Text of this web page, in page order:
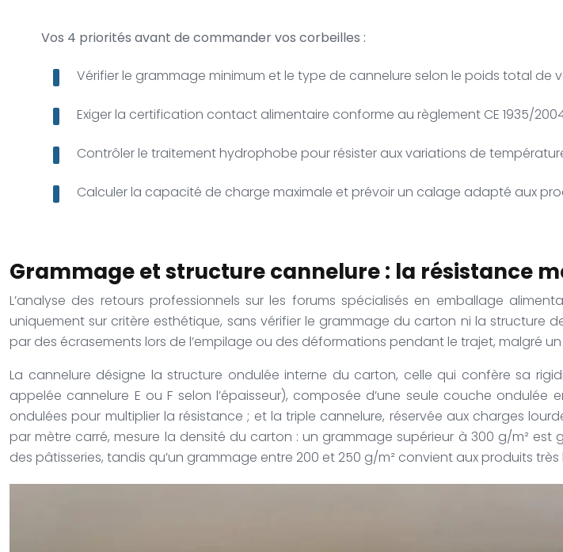
Vos 4 priorités avant de commander vos corbeilles :
Vérifier le grammage minimum et le type de cannelure selon le poids total de
Exiger la certification contact alimentaire conforme au règlement CE 1935/
Contrôler le traitement hydrophobe pour résister aux variations de
Calculer la capacité de charge maximale et prévoir un calage adapté aux
Grammage et structure cannelure : la résistance
L’analyse des retours professionnels sur les forums spécialisés en emballage
uniquement sur critère esthétique, sans vérifier le grammage du carton ni la
par des écrasements lors de l’empilage ou des déformations pendant le trajet, malgré
La cannelure désigne la structure ondulée interne du carton, celle qui confère sa
appelée cannelure E ou F selon l’épaisseur), composée d’une seule couche
ondulées pour multiplier la résistance ; et la triple cannelure, réservée aux charges
par mètre carré, mesure la densité du carton : un grammage supérieur à 300 g/m²
des pâtisseries, tandis qu’un grammage entre 200 et 250 g/m² convient aux produits très